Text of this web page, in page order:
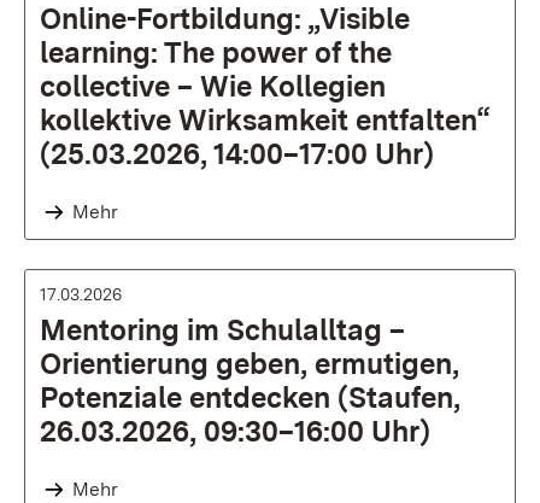
Online-Fortbildung: „Visible
learning: The power of the
collective – Wie Kollegien
kollektive Wirksamkeit entfalten“
(25.03.2026, 14:00–17:00 Uhr)
Mehr
17.03.2026
Mentoring im Schulalltag –
Orientierung geben, ermutigen,
Potenziale entdecken (Staufen,
26.03.2026, 09:30–16:00 Uhr)
Mehr